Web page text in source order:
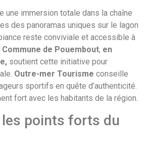
une immersion totale dans la chaîne
des panoramas uniques sur le lagon
reste conviviale et accessible à
Commune de Pouembout, en
soutient cette initiative pour
Outre-mer Tourisme conseille
sportifs en quête d’authenticité.
fort avec les habitants de la région.
points forts du